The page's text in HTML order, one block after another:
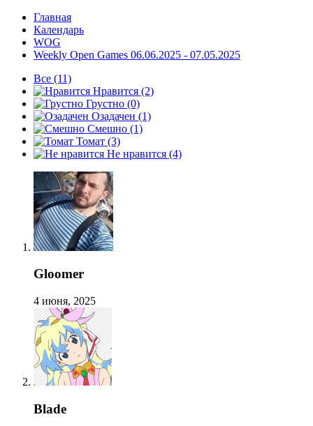
Главная
Календарь
WOG
Weekly Open Games 06.06.2025 - 07.05.2025
Все (11)
Нравится (2)
Грустно (0)
Озадачен (1)
Смешно (1)
Томат (3)
Не нравится (4)
Gloomer
4 июня, 2025
Blade